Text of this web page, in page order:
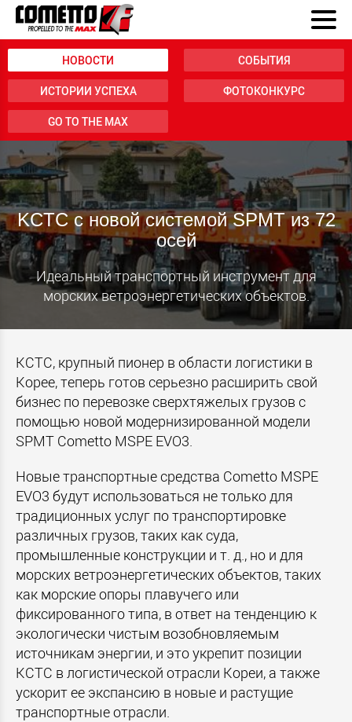
НОВОСТИ СОБЫТИЯ
ИСТОРИИ УСПЕХА ФОТОКОНКУРС
GO TO THE MAX
KCTC с новой системой SPMT из 72
осей
Идеальный транспортный инструмент для
морских ветроэнергетических объектов.
KCTC, крупный пионер в области логистики в
Корее, теперь готов серьезно расширить свой
бизнес по перевозке сверхтяжелых грузов с
помощью новой модернизированной модели
SPMT Cometto MSPE EVO3.
Новые транспортные средства Cometto MSPE
EVO3 будут использоваться не только для
традиционных услуг по транспортировке
различных грузов, таких как суда,
промышленные конструкции и т. д., но и для
морских ветроэнергетических объектов, таких
как морские опоры плавучего или
фиксированного типа, в ответ на тенденцию к
экологически чистым возобновляемым
источникам энергии, и это укрепит позиции
KCTC в логистической отрасли Кореи, а также
ускорит ее экспансию в новые и растущие
транспортные отрасли.